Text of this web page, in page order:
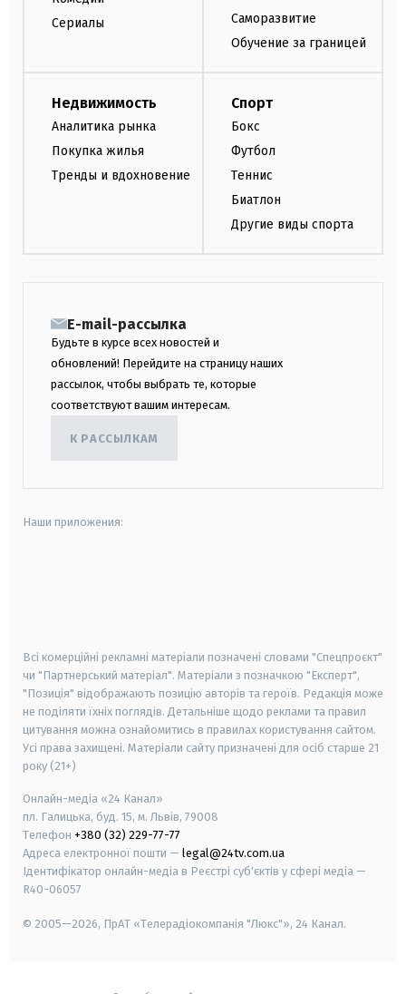
Сериалы
Саморазвитие
Обучение за границей
Недвижимость
Аналитика рынка
Покупка жилья
Тренды и вдохновение
Спорт
Бокс
Футбол
Теннис
Биатлон
Другие виды спорта
E-mail-рассылка
Будьте в курсе всех новостей и
обновлений! Перейдите на страницу наших
рассылок, чтобы выбрать те, которые
соответствуют вашим интересам.
К РАССЫЛКАМ
Наши приложения:
Всі комерційні рекламні матеріали позначені словами "Спецпроєкт"
чи "Партнерський матеріал". Матеріали з позначкою "Експерт",
"Позиція" відображають позицію авторів та героїв. Редакція може
не поділяти їхніх поглядів. Детальніше щодо реклами та правил
цитування можна ознайомитись в правилах користування сайтом.
Усі права захищені. Матеріали сайту призначені для осіб старше 21
року (21+)
Онлайн-медіа «24 Канал»
пл. Галицька, буд. 15, м. Львів, 79008
Телефон +380 (32) 229-77-77
Адреса електронної пошти — legal@24tv.com.ua
Ідентифікатор онлайн-медіа в Реєстрі суб'єктів у сфері медіа —
R40-06057
© 2005—2026, ПрАТ «Телерадіокомпанія "Люкс"», 24 Канал.